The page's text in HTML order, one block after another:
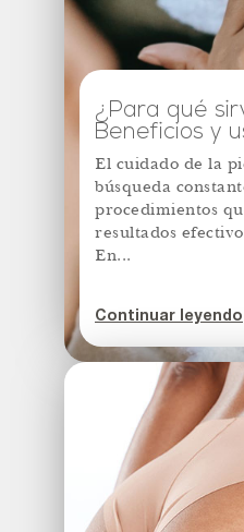
¿Para qué
Beneficios y
El cuidado de la
búsqueda
procedimientos
resultados
En...
Continuar leyendo